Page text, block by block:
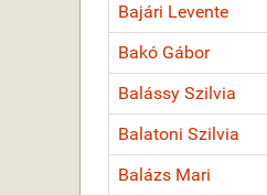
Bajári Levente
Bakó Gábor
Balássy Szilvia
Balatoni Szilvia
Balázs Mari